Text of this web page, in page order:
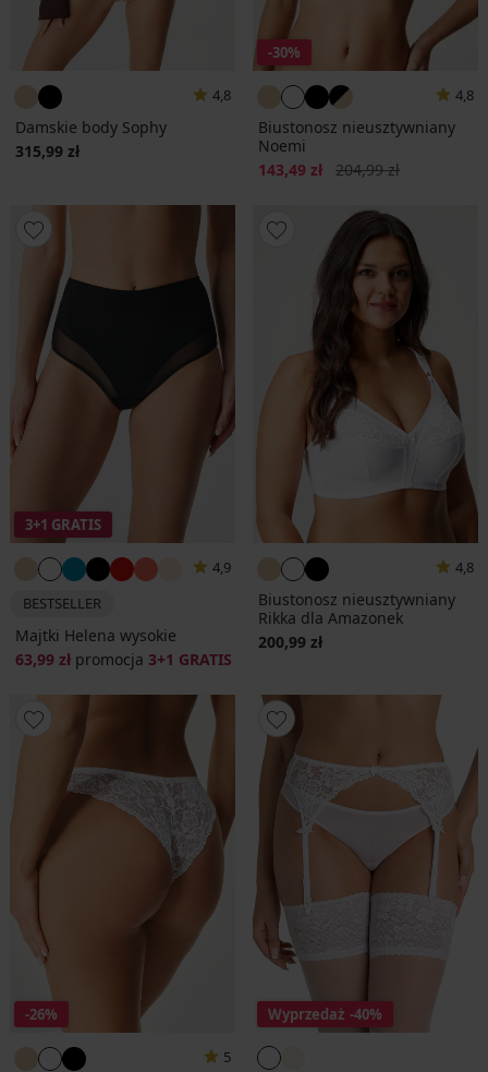
4,8
Damskie body Sophy
315,99 zł
-30%
4,8
Biustonosz nieusztywniany
Noemi
Zniżka
143,49 zł Pierwotna cena
204,99 zł
3+1 GRATIS
4,9
BESTSELLER
Majtki Helena wysokie
63,99 zł promocja 3+1 GRATIS
4,8
Biustonosz nieusztywniany
Rikka dla Amazonek
200,99 zł
-26%
5
Wyprzedaż -40%